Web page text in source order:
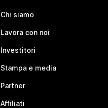
Chi siamo
Lavora con noi
Investitori
Stampa e media
Partner
Affiliati